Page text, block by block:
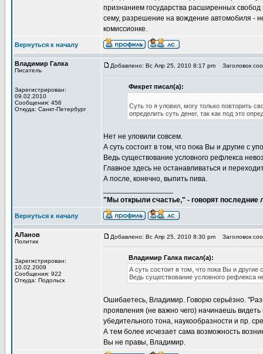
признанием государства расширенных
сему, разрешение на вождение автомобиля -
комиссионке.
Вернуться к началу
Владимир Галка
Писатель
Зарегистрирован:
09.02.2010
Сообщения: 456
Откуда: Санкт-Петербург
Добавлено: Вс Апр 25, 2010 8:17 pm Заголовок
Фикрет писал(а):
Суть то я уловил, могу только повторить
определить суть денег, так как под это
Нет не уловили совсем.
А суть состоит в том, что пока Вы и другие с
Ведь существование условного рефлекса
Главное здесь не останавливаться и
А после, конечно, выпить пива.
"Мы открыли счастье," - говорят
Вернуться к началу
АЛанов
Политик
Зарегистрирован:
10.02.2009
Сообщения: 922
Откуда: Подольск
Добавлено: Вс Апр 25, 2010 8:30 pm Заголовок
Владимир Галка писал(а):
А суть состоит в том, что пока Вы и
Ведь существование условного рефлекса
Ошибаетесь, Владимир. Говорю серьёзно.
проявления (не важно чего) начинаешь
убедительного тона, наукообразности и пр.
А тем более исчезает сама возможность
Вы не правы, Владимир.